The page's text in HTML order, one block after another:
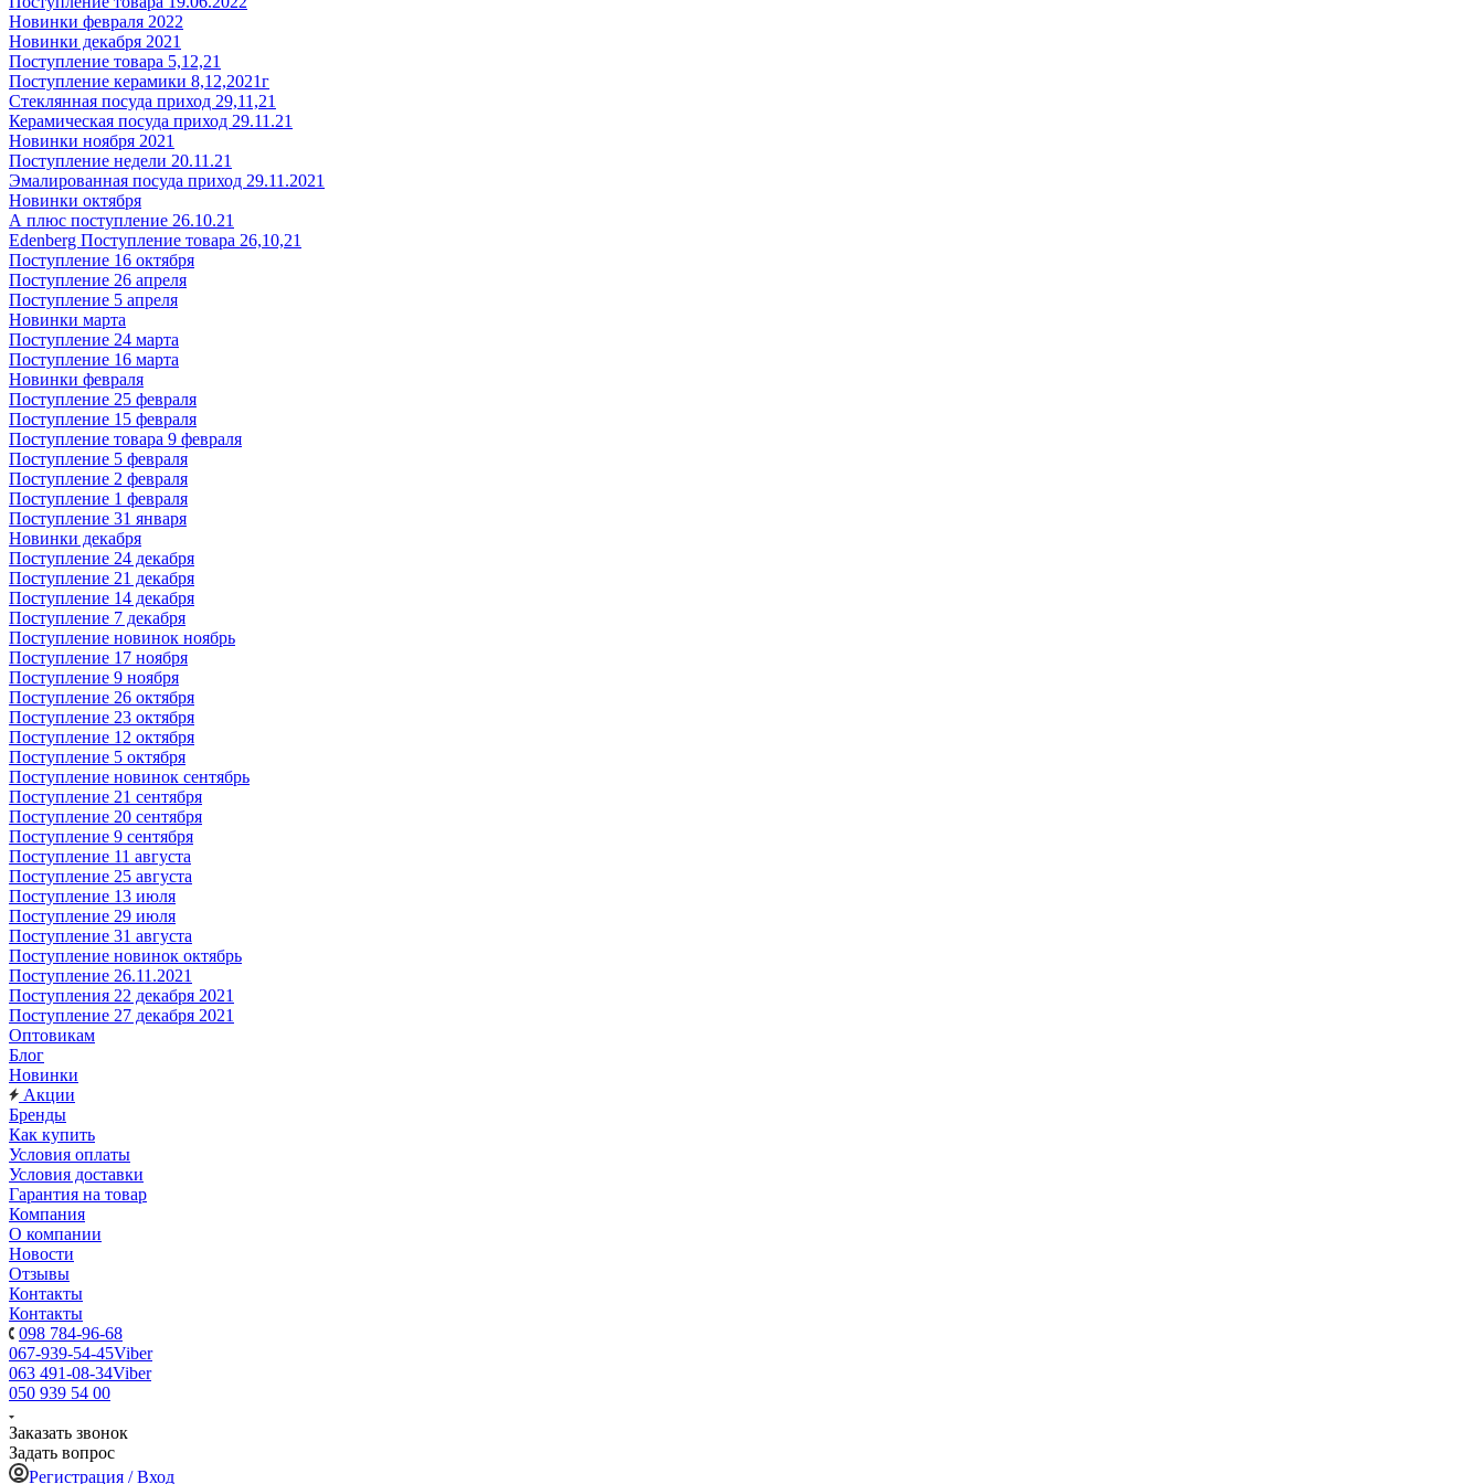
Новинки февраля 2022
Новинки декабря 2021
Поступление товара 5,12,21
Поступление керамики 8,12,2021г
Стеклянная посуда приход 29,11,21
Керамическая посуда приход 29.11.21
Новинки ноября 2021
Поступление недели 20.11.21
Эмалированная посуда приход 29.11.2021
Новинки октября
А плюс поступление 26.10.21
Edenberg Поступление товара 26,10,21
Поступление 16 октября
Поступление 26 апреля
Поступление 5 апреля
Новинки марта
Поступление 24 марта
Поступление 16 марта
Новинки февраля
Поступление 25 февраля
Поступление 15 февраля
Поступление товара 9 февраля
Поступление 5 февраля
Поступление 2 февраля
Поступление 1 февраля
Поступление 31 января
Новинки декабря
Поступление 24 декабря
Поступление 21 декабря
Поступление 14 декабря
Поступление 7 декабря
Поступление новинок ноябрь
Поступление 17 ноября
Поступление 9 ноября
Поступление 26 октября
Поступление 23 октября
Поступление 12 октября
Поступление 5 октября
Поступление новинок сентябрь
Поступление 21 сентября
Поступление 20 сентября
Поступление 9 сентября
Поступление 11 августа
Поступление 25 августа
Поступление 13 июля
Поступление 29 июля
Поступление 31 августа
Поступление новинок октябрь
Поступление 26.11.2021
Поступления 22 декабря 2021
Поступление 27 декабря 2021
Оптовикам
Блог
Новинки
Акции
Бренды
Как купить
Условия оплаты
Условия доставки
Гарантия на товар
Компания
О компании
Новости
Отзывы
Контакты
Контакты
098 784-96-68
067-939-54-45Viber
063 491-08-34Viber
050 939 54 00
Заказать звонок
Задать вопрос
Регистрация / Вход